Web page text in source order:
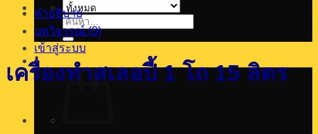
ค้นหา:
เข้าสู่ระบบ
คำอธิบาย
บทวิจารณ์ (0)
เครื่องทำสเลอปี้ 1 โถ 15 ลิตร